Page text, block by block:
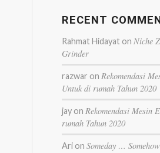
RECENT
Rahmat Hidayat on Niche
Grinder
razwar on Rekomendasi
Untuk di rumah Tahun 2020
jay on Rekomendasi Mesin
rumah Tahun 2020
Ari onSomeday … Somehow